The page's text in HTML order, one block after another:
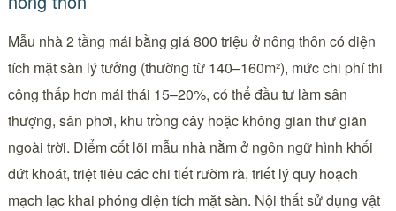
Mẫu nhà 2 tầng mái bằng giá 800 triệu ở nông thôn có diện
tích mặt sàn lý tưởng (thường từ 140–160m²), mức chi phí thi
công thấp hơn mái thái 15–20%, có thể đầu tư làm sân
thượng, sân phơi, khu trồng cây hoặc không gian thư giãn
ngoài trời. Điểm cốt lõi mẫu nhà nằm ở ngôn ngữ hình khối
dứt khoát, triệt tiêu các chi tiết rườm rà, triết lý quy hoạch
mạch lạc khai phóng diện tích mặt sàn. Nội thất sử dụng vật